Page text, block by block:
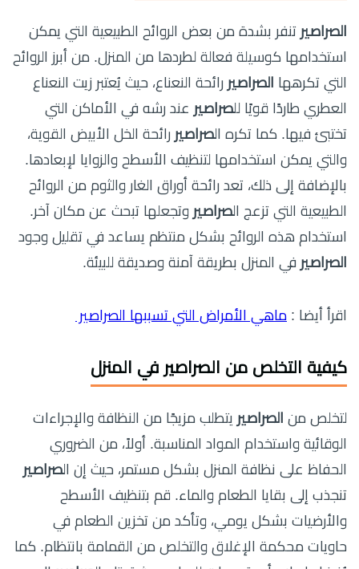
الصراصير تنفر بشدة من بعض الروائح الطبيعية التي يمكن
استخدامها كوسيلة فعالة لطردها من المنزل. من أبرز الروائح
التي تكرهها
الصراصير رائحة النعناع، حيث يُعتبر زيت النعناع
العطري طاردًا قويًا للصراصير عند رشه في الأماكن التي
تختبئ فيها. كما تكره الصراصير رائحة الخل الأبيض القوية،
والتي يمكن استخدامها لتنظيف الأسطح والزوايا لإبعادها.
بالإضافة إلى ذلك، تعد رائحة أوراق الغار والثوم من الروائح
الطبيعية التي تزعج الصراصير وتجعلها تبحث عن مكان آخر.
استخدام هذه الروائح بشكل منتظم يساعد في تقليل وجود
الصراصير في المنزل بطريقة آمنة وصديقة للبيئة.
اقرأ أيضا : ماهي الأمراض التي تسببها الصراصير
كيفية التخلص من الصراصير في المنزل
لتخلص من الصراصير يتطلب مزيجًا من النظافة والإجراءات
الوقائية واستخدام المواد المناسبة. أولاً، من الضروري
الحفاظ على نظافة المنزل بشكل مستمر، حيث إن الصراصير
تنجذب إلى بقايا الطعام والماء. قم بتنظيف الأسطح
والأرضيات بشكل يومي، وتأكد من تخزين الطعام في
حاويات محكمة الإغلاق والتخلص من القمامة بانتظام. كما